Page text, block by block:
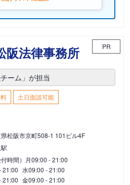
阪法律事務所 PR
ーム」が担当
土日面談可能
県松阪市京町508-1 101ビル4F
付時間） 月09:00 - 21:00
21:00 水09:00 - 21:00
21:00 金09:00 - 21:00